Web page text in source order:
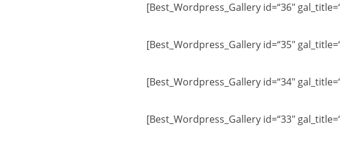
[Best_Wordpress_Gallery id=“36″
[Best_Wordpress_Gallery id=“35″
[Best_Wordpress_Gallery id=“34″
[Best_Wordpress_Gallery id=“33″